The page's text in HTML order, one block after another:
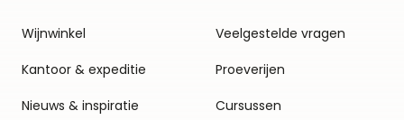
Wijnwinkel
Kantoor & expeditie
Nieuws & inspiratie
Veelgestelde vragen
Proeverijen
Cursussen